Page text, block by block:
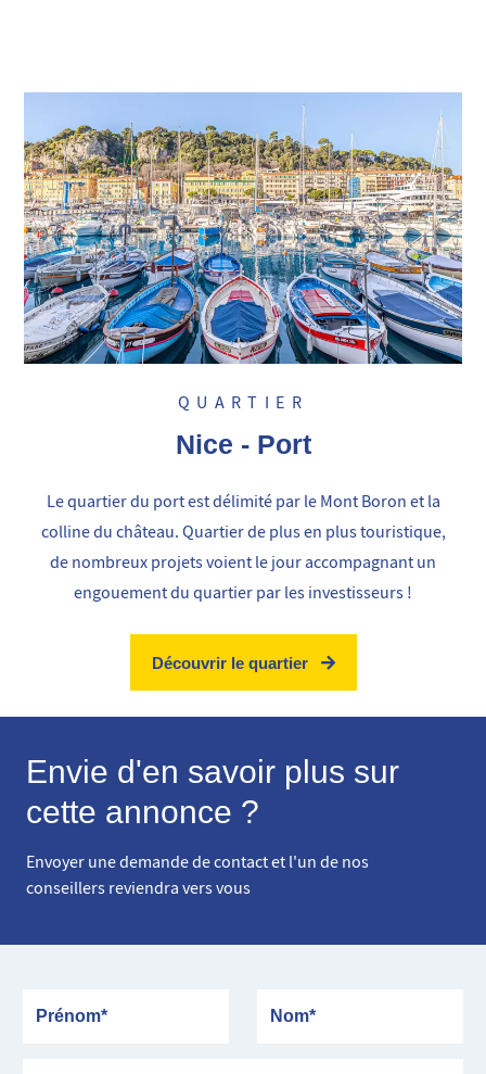
QUARTIER
Nice - Port
Le quartier du port est délimité par le Mont Boron et la
colline du château. Quartier de plus en plus touristique,
de nombreux projets voient le jour accompagnant un
engouement du quartier par les investisseurs !
Découvrir le quartier
Envie d'en savoir plus sur
cette annonce ?
Envoyer une demande de contact et l'un de nos
conseillers reviendra vers vous